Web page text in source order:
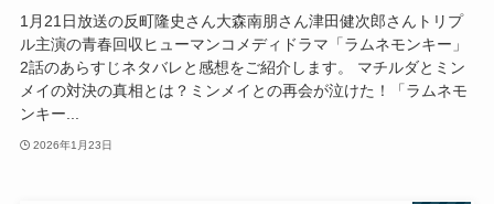
1月21日放送の反町隆史さん大森南朋さん津田健次郎さんトリプ
ル主演の青春回収ヒューマンコメディドラマ「ラムネモンキー」
2話のあらすじネタバレと感想をご紹介します。 マチルダとミン
メイの対決の真相とは？ミンメイとの再会が泣けた！「ラムネモ
ンキー...
2026年1月23日